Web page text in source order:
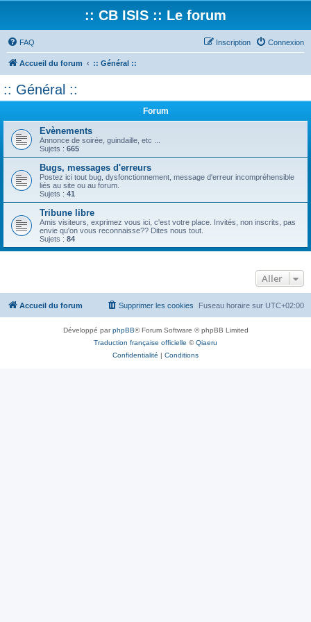
:: CB ISIS :: Le forum
FAQ Connexion
Inscription
Accueil du forum :: Général ::
:: Général ::
Forum
Evènements
Annonce de soirée, guindaille, etc ...
Sujets : 665
Bugs, messages d'erreurs
Postez ici tout bug, dysfonctionnement, message d'erreur incompréhensible
liés au site ou au forum.
Sujets : 41
Tribune libre
Amis visiteurs, exprimez vous ici, c'est votre place. Invités, non inscrits, pas
envie qu'on vous reconnaisse?? Dites nous tout.
Sujets : 84
Aller
Accueil du forum Fuseau horaire sur UTC+02:00
Supprimer les cookies
Développé parphpBB® Forum Software © phpBB Limited
Traduction française officielle ©Qiaeru
Confidentialité | Conditions